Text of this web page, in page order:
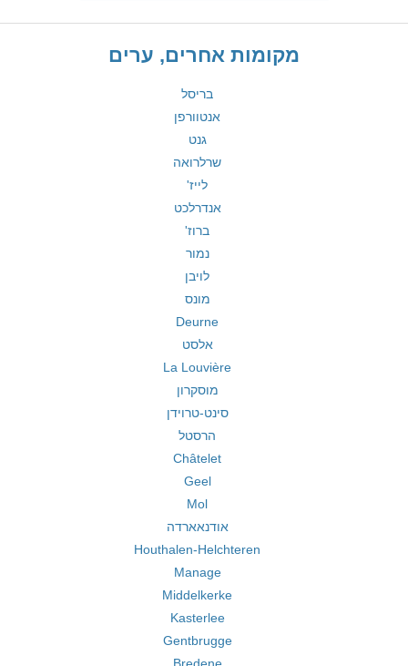
מקומות אחרים, ערים
בריסל
אנטוורפן
גנט
שרלרואה
לייז'
אנדרלכט
ברוז'
נמור
לויבן
מונס
Deurne
אלסט
La Louvière
מוסקרון
סינט-טרוידן
הרסטל
Châtelet
Geel
Mol
אודנאארדה
Houthalen-Helchteren
Manage
Middelkerke
Kasterlee
Gentbrugge